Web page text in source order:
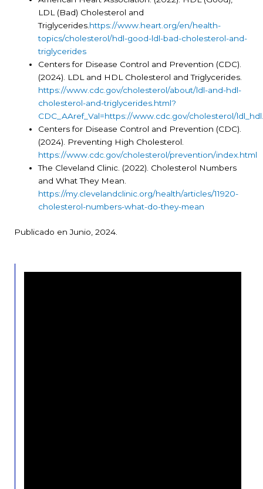
LDL (Bad) Cholesterol and
Triglycerides. https://www.heart.org/en/health-
topics/cholesterol/hdl-good-ldl-bad-cholesterol-and-
triglycerides
Centers for Disease Control and Prevention (CDC).
(2024). LDL and HDL Cholesterol and Triglycerides.
https://www.cdc.gov/cholesterol/about/ldl-and-hdl-
cholesterol-and-triglycerides.html?
CDC_AAref_Val=https://www.cdc.gov/cholesterol/
Centers for Disease Control and Prevention (CDC).
(2024). Preventing High Cholesterol.
https://www.cdc.gov/cholesterol/prevention/index.html
The Cleveland Clinic. (2022). Cholesterol Numbers
and What They Mean.
https://my.clevelandclinic.org/health/articles/11920-
cholesterol-numbers-what-do-they-mean
Publicado en Junio, 2024.